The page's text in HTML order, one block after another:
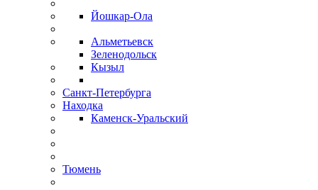
Йошкар-Ола
Альметьевск
Зеленодольск
Кызыл
Санкт-Петербурга
Находка
Каменск-Уральский
Тюмень